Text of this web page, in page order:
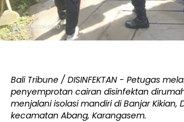
Bali Tribune / DISINFEKTAN - Petugas
penyemprotan cairan disinfektan
menjalani isolasi mandiri di Banjar Kikian,
kecamatan Abang, Karangasem.